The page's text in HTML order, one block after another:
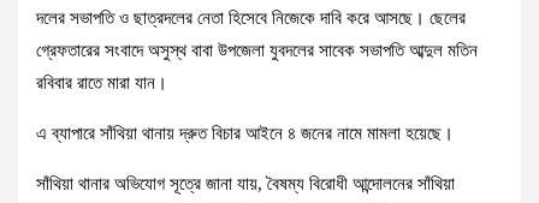
দলের সভাপতি ও ছাত্রদলের নেতা হিসেবে নিজেকে দাবি করে আসছে। ছেলের
গ্রেফতারের সংবাদে অসুস্থ বাবা উপজেলা যুবদলের সাবেক সভাপতি আব্দুল মতিন
রবিবার রাতে মারা যান।
এ ব্যাপারে সাঁথিয়া থানায় দ্রুত বিচার আইনে ৪ জনের নামে মামলা হয়েছে।
সাঁথিয়া থানার অভিযোগ সূত্রে জানা যায়, বৈষম্য বিরোধী আন্দোলনের সাঁথিয়া